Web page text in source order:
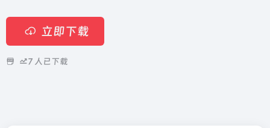
立即下载
7 人已下载